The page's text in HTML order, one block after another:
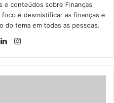
e conteúdos sobre Finanças
é desmistificar as finanças e
do tema em todas as pessoas.
WebsiteLinkedin